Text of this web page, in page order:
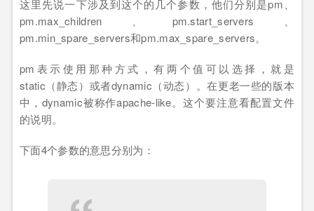
这里先说一下涉及到这个的几个参数，他们分别是pm、
pm.max_children、pm.start_servers、
pm.min_spare_servers和pm.max_spare_servers。
pm表示使用那种方式，有两个值可以选择，就是
static（静态）或者dynamic（动态）。在更老一些的版本
中，dynamic被称作apache-like。这个要注意看配置文件
的说明。
下面4个参数的意思分别为：